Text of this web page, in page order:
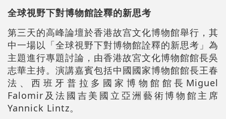
全球視野下對博物館詮釋的新思考
第三天的高峰論壇於香港故宫文化博物館舉行，其
中一場以「全球視野下對博物館詮釋的新思考」為
主題進行專題討論，由香港故宮文化博物館館長吳
志華主持。演講嘉賓包括中國國家博物館館長王春
法、西班牙普拉多國家博物館館長Miguel
Falomir及法國吉美國立亞洲藝術博物館主席
Yannick Lintz。